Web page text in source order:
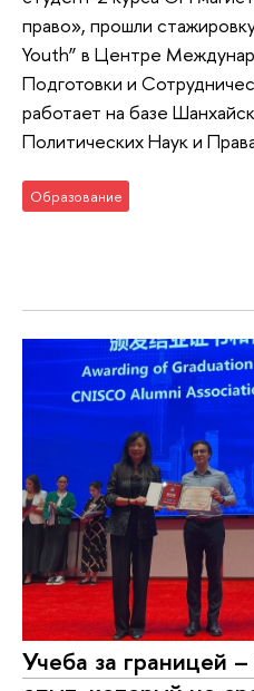
право», прошли
Youth” в Центре
Подготовки и
работает на базе
Политических Наук и
Образование
Учеба за границей